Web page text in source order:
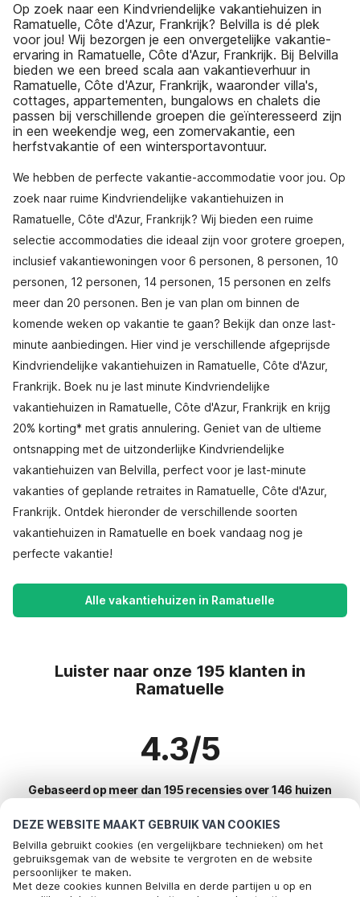
DEZE WEBSITE MAAKT GEBRUIK VAN COOKIES
Belvilla gebruikt cookies (en vergelijkbare technieken) om het
gebruiksgemak van de website te vergroten en de website
persoonlijker te maken.
Met deze cookies kunnen Belvilla en derde partijen u op en
Op zoek naar een Kindvriendelijke vakantiehuizen in
Ramatuelle, Côte d'Azur, Frankrijk? Belvilla is dé plek
voor jou! Wij bezorgen je een onvergetelijke vakantie-
ervaring in Ramatuelle, Côte d'Azur, Frankrijk. Bij Belvilla
bieden we een breed scala aan vakantieverhuur in
Ramatuelle, Côte d'Azur, Frankrijk, waaronder villa's,
cottages, appartementen, bungalows en chalets die
passen bij verschillende groepen die geïnteresseerd zijn
in een weekendje weg, een zomervakantie, een
herfstvakantie of een wintersportavontuur.
We hebben de perfecte vakantie-accommodatie voor jou. Op
zoek naar ruime Kindvriendelijke vakantiehuizen in
Ramatuelle, Côte d'Azur, Frankrijk? Wij bieden een ruime
selectie accommodaties die ideaal zijn voor grotere groepen,
inclusief vakantiewoningen voor 6 personen, 8 personen, 10
personen, 12 personen, 14 personen, 15 personen en zelfs
meer dan 20 personen. Ben je van plan om binnen de
komende weken op vakantie te gaan? Bekijk dan onze last-
minute aanbiedingen. Hier vind je verschillende afgeprijsde
Kindvriendelijke vakantiehuizen in Ramatuelle, Côte d'Azur,
Frankrijk. Boek nu je last minute Kindvriendelijke
vakantiehuizen in Ramatuelle, Côte d'Azur, Frankrijk en krijg
20% korting* met gratis annulering. Geniet van de ultieme
ontsnapping met de uitzonderlijke Kindvriendelijke
vakantiehuizen van Belvilla, perfect voor je last-minute
vakanties of geplande retraites in Ramatuelle, Côte d'Azur,
Frankrijk. Ontdek hieronder de verschillende soorten
vakantiehuizen in Ramatuelle en boek vandaag nog je
perfecte vakantie!
Alle vakantiehuizen in Ramatuelle
Luister naar onze 195 klanten in
Ramatuelle
4.3/5
Gebaseerd op meer dan 195 recensies over 146 huizen
Meest populaire bestemmingen voor
vakantie
Bel om te boeken